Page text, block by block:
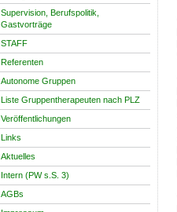
Supervision, Berufspolitik,
Gastvorträge
STAFF
Referenten
Autonome Gruppen
Liste Gruppentherapeuten nach PLZ
Veröffentlichungen
Links
Aktuelles
Intern (PW s.S. 3)
AGBs